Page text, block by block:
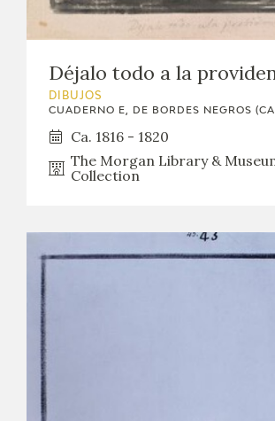
Déjalo todo a la
DIBUJOS
CUADERNO E, DE BORDES NEGROS
Ca. 1816 - 1820
The Morgan Library &
Collection